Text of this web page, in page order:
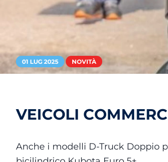
01 LUG 2025 NOVITÀ
VEICOLI
Anche i modelli D-Truck Doppio